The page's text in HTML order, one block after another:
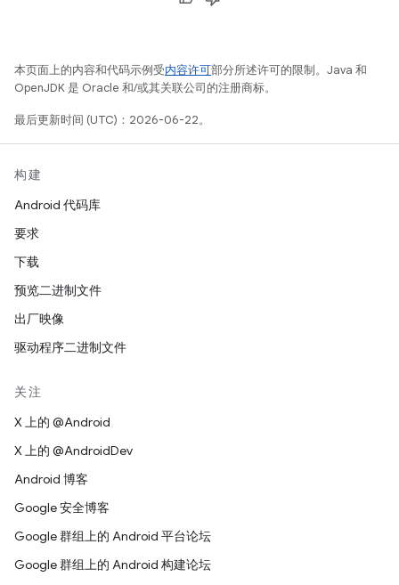
本页面上的内容和代码示例受内容许可部分所述许可的限制。Java 和
OpenJDK 是 Oracle 和/或其关联公司的注册商标。
最后更新时间 (UTC)：2026-06-22。
构建
Android 代码库
要求
下载
预览二进制文件
出厂映像
驱动程序二进制文件
关注
X 上的 @Android
X 上的 @AndroidDev
Android 博客
Google 安全博客
Google 群组上的 Android 平台论坛
Google 群组上的 Android 构建论坛